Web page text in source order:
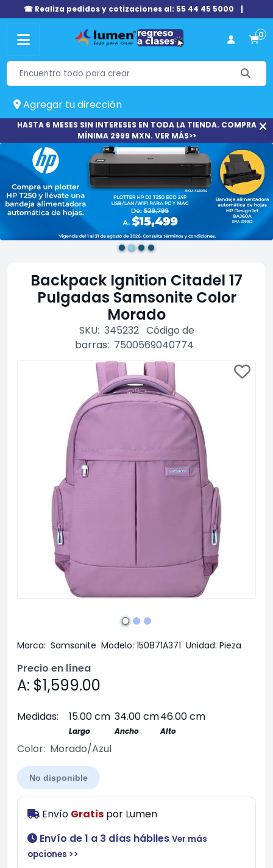
☎ Realiza pedidos y cotizaciones al: 55 44 45 5000 |
0
Agregar tu dirección
HASTA 6 MESES SIN INTERESES EN TODA LA TIENDA. COMPRA
MÍNIMA 2999 MXN. VER MÁS>>
Backpack Ignition Citadel 17
Pulgadas Samsonite Color
Morado
SKU: 345232 Código de
barras: 7500569040774
Marca: Samsonite Modelo: 150871A371 Unidad: Pieza
Precio en línea
A: $1,599.00
Medidas: 15.00 cm 34.00 cm46.00 cm
Largo Ancho Alto
Color: Morado/Azul
No disponible
Envío Gratis por Lumen
Envío de 1 a 3 días hábiles Ver más
opciones >>